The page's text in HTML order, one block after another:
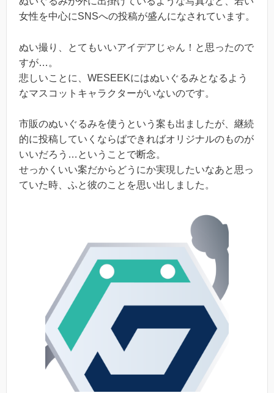
女性を中心にSNSへの投稿が盛んになされています。
ぬい撮り、とてもいいアイデアじゃん！と思ったので
すが…。
悲しいことに、WESEEKにはぬいぐるみとなるよう
なマスコットキャラクターがいないのです。
市販のぬいぐるみを使うという案も出ましたが、継続
的に投稿していくならばできればオリジナルのものが
いいだろう…ということで断念。
せっかくいい案だからどうにか実現したいなあと思っ
ていた時、ふと彼のことを思い出しました。